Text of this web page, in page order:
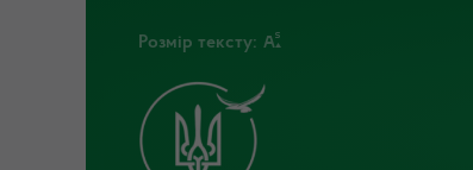
Розмір тексту: